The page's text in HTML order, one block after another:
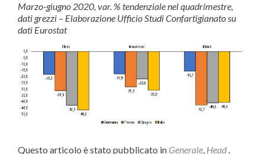
Marzo-giugno 2020, var. % tendenziale nel quadrimestre,
dati grezzi – Elaborazione Ufficio Studi Confartigianato su
dati Eurostat
Questo articolo è stato pubblicato in Generale, Head .